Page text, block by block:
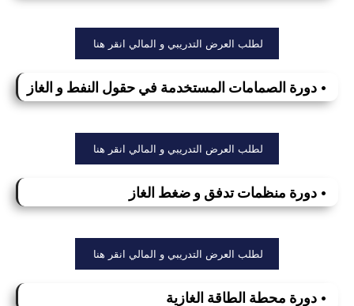
لطلب العرض التدريبي و المالي انقر هنا
• دورة الصمامات المستخدمة في حقول النفط و الغاز
لطلب العرض التدريبي و المالي انقر هنا
• دورة منظمات تدفق و ضغط الغاز
لطلب العرض التدريبي و المالي انقر هنا
• دورة محطة الطاقة الغازية